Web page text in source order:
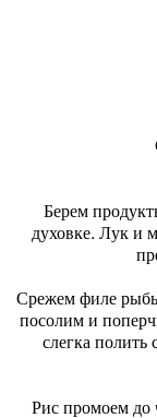
Берем
духовке. Лук и
Срежем филе
посолим и
слегка
Рис промоем